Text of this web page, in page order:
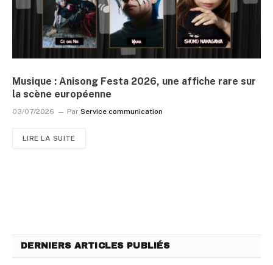
Musique : Anisong Festa 2026, une affiche rare sur
la scène européenne
03/07/2026 Par Service communication
LIRE LA SUITE
DERNIERS ARTICLES PUBLIÉS